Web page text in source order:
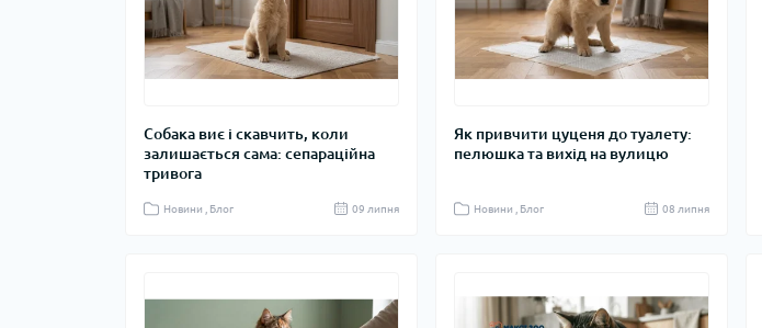
Собака виє і скавчить, коли
залишається сама: сепараційна
тривога
Новини , Блог 09 липня
Як привчити цуценя до туалету:
пелюшка та вихід на вулицю
Новини , Блог 08 липня